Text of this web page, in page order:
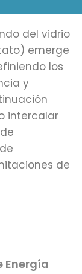
del vidrio
emerge
los
y
intercalar
de
Energía